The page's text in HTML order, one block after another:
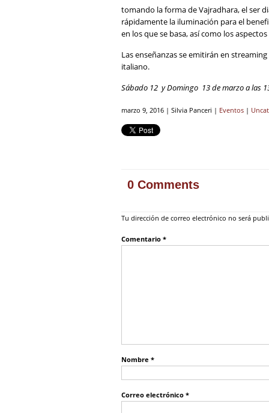
tomando la forma de Vajradhara, el ser
rápidamente la iluminación para el
en los que se basa, así como los
Las enseñanzas se emitirán en
italiano.
Sábado 12 y Domingo 13 de marzo a las
marzo 9, 2016 | Silvia Panceri | Eventos |
0 Comments
Tu dirección de correo electrónico no será
Comentario *
Nombre *
Correo electrónico *